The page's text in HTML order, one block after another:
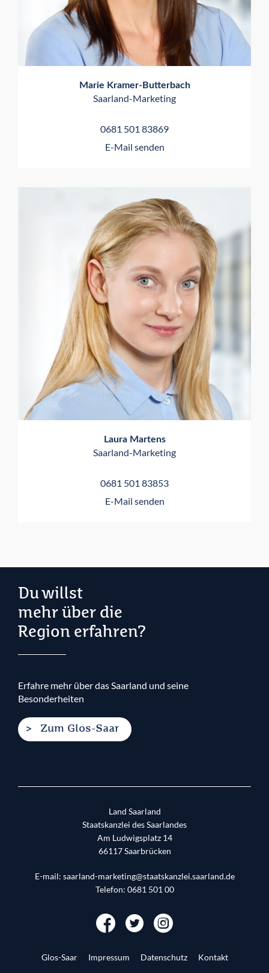
Marie Kramer-Butterbach
Saarland-Marketing
0681 501 83869
E-Mail senden
Laura Martens
Saarland-Marketing
0681 501 83853
E-Mail senden
Du willst
mehr über die
Region erfahren?
Erfahre mehr über das Saarland und seine
Besonderheiten
Zum Glos-Saar
Land Saarland
Staatskanzlei des Saarlandes
Am Ludwigsplatz 14
66117 Saarbrücken
E-mail: saarland-marketing@staatskanzlei.saarland.de
Telefon: 0681 501 00
Glos-Saar Impressum Datenschutz Kontakt